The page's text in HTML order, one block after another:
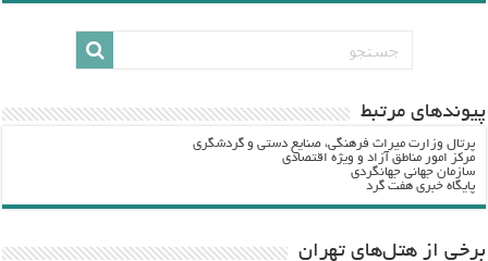
پيوندهاي مرتبط
پرتال وزارت ميراث فرهنگي، صنایع دستی و گردشگري
مرکز امور مناطق آزاد و ویژه اقتصادی
سازمان جهانی جهانگردی
پایگاه خبری هفت گرد
برخی از هتل‌های تهران